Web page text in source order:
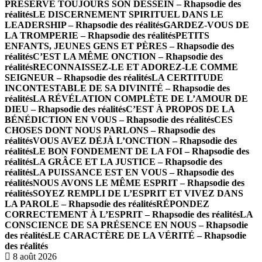
PRÉSERVE TOUJOURS SON DESSEIN – Rhapsodie des
réalitésLE DISCERNEMENT SPIRITUEL DANS LE
LEADERSHIP – Rhapsodie des réalitésGARDEZ-VOUS DE
LA TROMPERIE – Rhapsodie des réalitésPETITS
ENFANTS, JEUNES GENS ET PÈRES – Rhapsodie des
réalitésC’EST LA MÊME ONCTION – Rhapsodie des
réalitésRECONNAISSEZ-LE ET ADOREZ-LE COMME
SEIGNEUR – Rhapsodie des réalitésLA CERTITUDE
INCONTESTABLE DE SA DIVINITÉ – Rhapsodie des
réalitésLA RÉVÉLATION COMPLÈTE DE L’AMOUR DE
DIEU – Rhapsodie des réalitésC’EST À PROPOS DE LA
BÉNÉDICTION EN VOUS – Rhapsodie des réalitésCES
CHOSES DONT NOUS PARLONS – Rhapsodie des
réalitésVOUS AVEZ DÉJÀ L’ONCTION – Rhapsodie des
réalitésLE BON FONDEMENT DE LA FOI – Rhapsodie des
réalitésLA GRÂCE ET LA JUSTICE – Rhapsodie des
réalitésLA PUISSANCE EST EN VOUS – Rhapsodie des
réalitésNOUS AVONS LE MÊME ESPRIT – Rhapsodie des
réalitésSOYEZ REMPLI DE L’ESPRIT ET VIVEZ DANS
LA PAROLE – Rhapsodie des réalitésRÉPONDEZ
CORRECTEMENT À L’ESPRIT – Rhapsodie des réalitésLA
CONSCIENCE DE SA PRÉSENCE EN NOUS – Rhapsodie
des réalitésLE CARACTÈRE DE LA VÉRITÉ – Rhapsodie
des réalités
8 août 2026